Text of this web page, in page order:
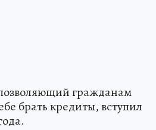
гражданам
брать кредиты, вступил